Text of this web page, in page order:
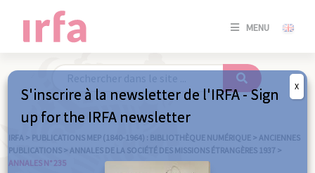
MENU
SE
/
IRFA > PUBLICATIONS MEP (1840-1964) : BIBLIOTHÈQUE NUMÉRIQUE > ANCIENNES
PUBLICATIONS > ANNALES DE LA SOCIÉTÉ DES MISSIONS ÉTRANGÈRES 1937 >
ANNALES N° 235
S'inscrire à la newsletter de l'IRFA - Sign
up for the IRFA newsletter
X